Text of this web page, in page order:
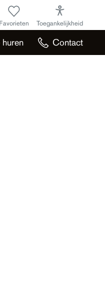
huren Contact
Favorieten Toegankelijkheid